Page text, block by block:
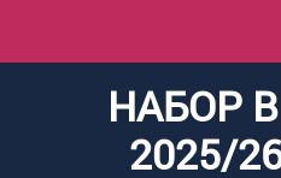
НАБОР
2025/